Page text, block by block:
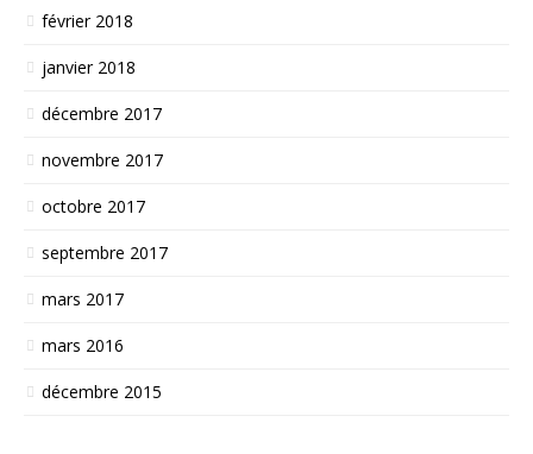
février 2018
janvier 2018
décembre 2017
novembre 2017
octobre 2017
septembre 2017
mars 2017
mars 2016
décembre 2015